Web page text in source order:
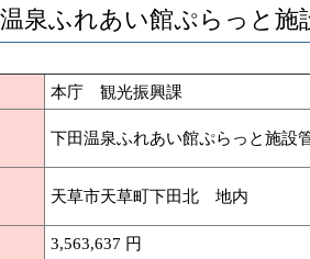
泉ふれあい館ぷらっと施
本庁 観光振興課
下田温泉ふれあい館ぷらっと施設
天草市天草町下田北 地内
3,563,637 円